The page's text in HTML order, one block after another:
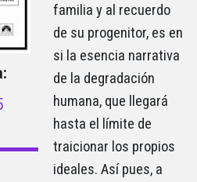
familia y al recuerdo
de su progenitor, es en
si la esencia narrativa
de la degradación
humana, que llegará
hasta el límite de
traicionar los propios
ideales. Así pues, a